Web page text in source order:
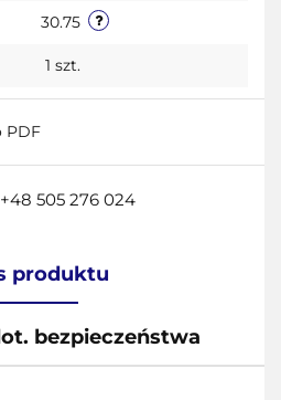
30.75
1 szt.
PDF
505 276 024
produktu
bezpieczeństwa